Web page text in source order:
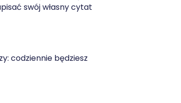
swój własny cytat
codziennie będziesz